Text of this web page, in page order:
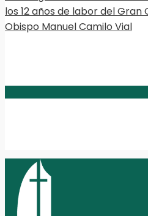
los 12 años de labor del Gran
Obispo Manuel Camilo Vial